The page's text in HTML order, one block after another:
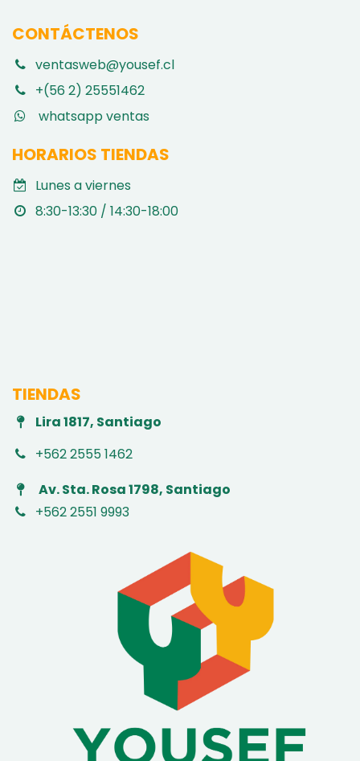
CONTÁCTENOS
ventasweb@yousef.cl
+(56 2) 25551462
whatsapp ventas
HORARIOS TIENDAS
Lunes a viernes
8:30-13:30 / 14:30-18:00
TIENDAS
Lira 1817, Santiago
+562 2555 1462
Av. Sta. Rosa 1798, Santiago
+562 2551 9993